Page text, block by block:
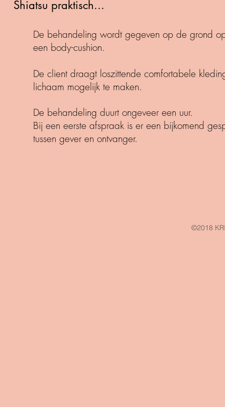
Shiatsu praktisch...
De behandeling wordt gegeven op de grond
een body-cushion.
De client draagt loszittende comfortabele
lichaam mogelijk te maken.
De behandeling duurt ongeveer een uur.
Bij een eerste afspraak is er een bijkomend
tussen gever en ontvanger.
©2018